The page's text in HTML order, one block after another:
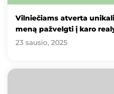
Vilniečiams atverta
meną pažvelgti į karo
23 sausio, 2025